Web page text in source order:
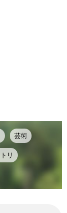
芸術
リ